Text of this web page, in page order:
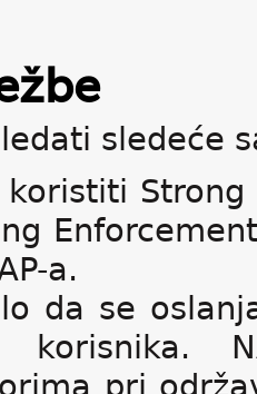
sledeće
koristiti
a.
da se
korisnika.
pri